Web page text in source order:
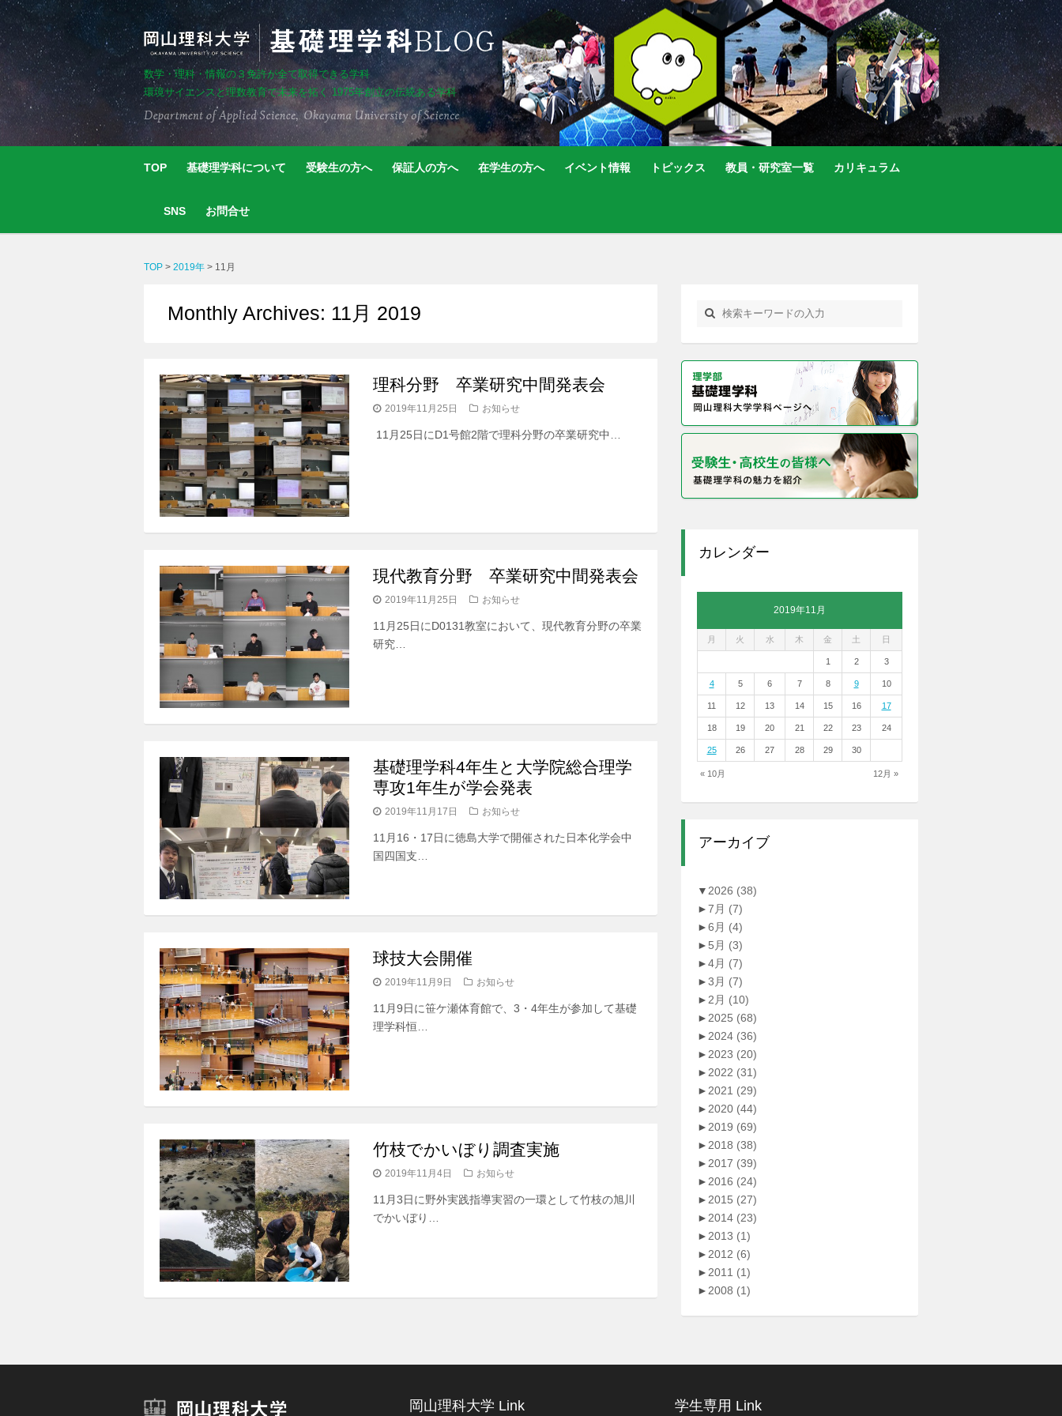
数学・理科・情報の３免許が全て取得できる学科
環境サイエンスと理数教育で未来を拓く 1975年創立の伝統ある学科
TOP 基礎理学科について 受験生の方へ 保証人の方へ 在学生の方へ イベント情報 トピックス 教員・研究室一覧 カリキュラム
SNS お問合せ
TOP > 2019年 > 11月
Monthly Archives: 11月 2019
理科分野 卒業研究中間発表会
2019年11月25日 お知らせ
11月25日にD1号館2階で理科分野の卒業研究中…
現代教育分野 卒業研究中間発表会
2019年11月25日 お知らせ
11月25日にD0131教室において、現代教育分野の卒業
研究…
基礎理学科4年生と大学院総合理学
専攻1年生が学会発表
2019年11月17日 お知らせ
11月16・17日に徳島大学で開催された日本化学会中
国四国支…
球技大会開催
2019年11月9日 お知らせ
11月9日に笹ケ瀬体育館で、3・4年生が参加して基礎
理学科恒…
竹枝でかいぼり調査実施
2019年11月4日 お知らせ
11月3日に野外実践指導実習の一環として竹枝の旭川
でかいぼり…
カレンダー
2019年11月
月 火 水 木 金 土 日
« 10月 12月 »
1 2 3
4 5 6 7 8 9 10
11 12 13 14 15 16 17
18 19 20 21 22 23 24
25 26 27 28 29 30
アーカイブ
▼ 2026 (38)
►7月 (7)
►6月 (4)
► 5月 (3)
►4月 (7)
►3月 (7)
► 2月 (10)
► 2025 (68)
► 2024 (36)
► 2023 (20)
► 2022 (31)
► 2021 (29)
► 2020 (44)
► 2019 (69)
► 2018 (38)
► 2017 (39)
► 2016 (24)
► 2015 (27)
► 2014 (23)
► 2013 (1)
► 2012 (6)
► 2011 (1)
► 2008 (1)
岡山理科大学 Link 学生専用 Link